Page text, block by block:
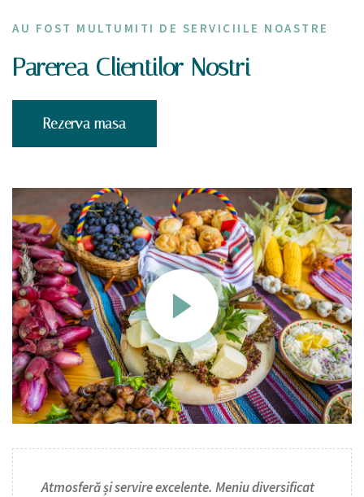
AU FOST MULTUMITI DE SERVICIILE NOASTRE
Parerea Clientilor Nostri
Rezerva masa
Atmosferă și servire excelente. Meniu diversificat